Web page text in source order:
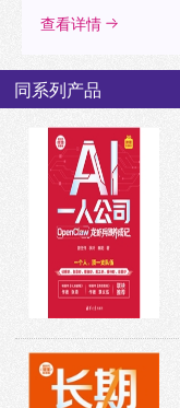
查看详情
同系列产品